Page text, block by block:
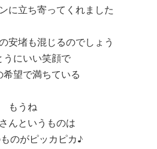
に立ち寄ってくれました
安堵も混じるのでしょう
うにいい笑顔で
希望で満ちている
もうね
んというものは
のがピッカピカ♪